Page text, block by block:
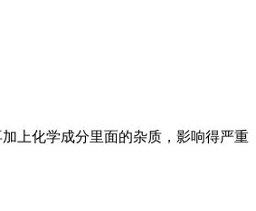
上化学成分里面的杂质，影响得严重